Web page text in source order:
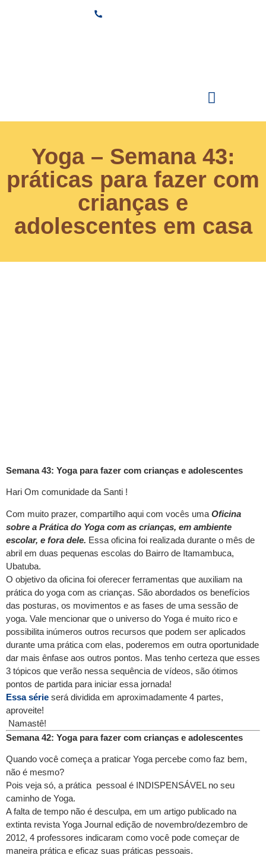
Yoga – Semana 43:
práticas para fazer com
crianças e
adolescentes em casa
Semana 43: Yoga para fazer com crianças e adolescentes
Hari Om comunidade da Santi !
Com muito prazer, compartilho aqui com vocês uma Oficina
sobre a Prática do Yoga com as crianças, em ambiente
escolar, e fora dele. Essa oficina foi realizada durante o mês de
abril em duas pequenas escolas do Bairro de Itamambuca,
Ubatuba.
O objetivo da oficina foi oferecer ferramentas que auxiliam na
prática do yoga com as crianças. São abordados os benefícios
das posturas, os movimentos e as fases de uma sessão de
yoga. Vale mencionar que o universo do Yoga é muito rico e
possibilita inúmeros outros recursos que podem ser aplicados
durante uma prática com elas, poderemos em outra oportunidade
dar mais ênfase aos outros pontos. Mas tenho certeza que esses
3 tópicos que verão nessa sequência de vídeos, são ótimos
pontos de partida para iniciar essa jornada!
Essa série será dividida em aproximadamente 4 partes,
aproveite!
Namastê!
Semana 42: Yoga para fazer com crianças e adolescentes
Quando você começa a praticar Yoga percebe como faz bem,
não é mesmo?
Pois veja só, a prática pessoal é INDISPENSÁVEL no seu
caminho de Yoga.
A falta de tempo não é desculpa, em um artigo publicado na
extinta revista Yoga Journal edição de novembro/dezembro de
2012, 4 professores indicaram como você pode começar de
maneira prática e eficaz suas práticas pessoais.